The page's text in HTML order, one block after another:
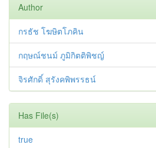
Author
กรธัช โฆษิตโภคิน
กฤษณ์ชนม์ ภูมิกิตติพิชญ์
จิรศักดิ์ สุรังคพิพรรธน์
Has File(s)
true